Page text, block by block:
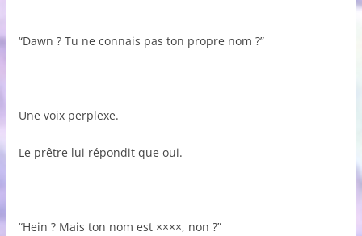
“Dawn ? Tu ne connais pas ton propre nom ?”
Une voix perplexe.
Le prêtre lui répondit que oui.
“Hein ? Mais ton nom est ××××, non ?”